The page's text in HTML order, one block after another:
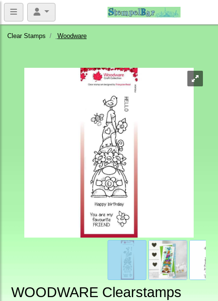
Clear Stamps Woodware
WOODWARE Clearstamps